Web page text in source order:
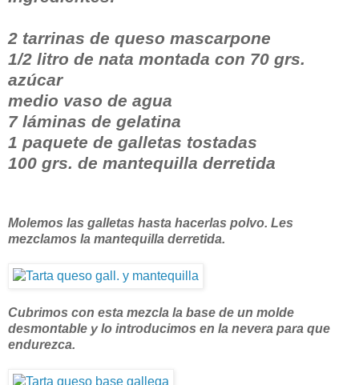
2 tarrinas de queso mascarpone
1/2 litro de nata montada con 70 grs.
azúcar
medio vaso de agua
7 láminas de gelatina
1 paquete de galletas tostadas
100 grs. de mantequilla derretida
Molemos las galletas hasta hacerlas polvo. Les
mezclamos la mantequilla derretida.
Cubrimos con esta mezcla la base de un molde
desmontable y lo introducimos en la nevera para que
endurezca.